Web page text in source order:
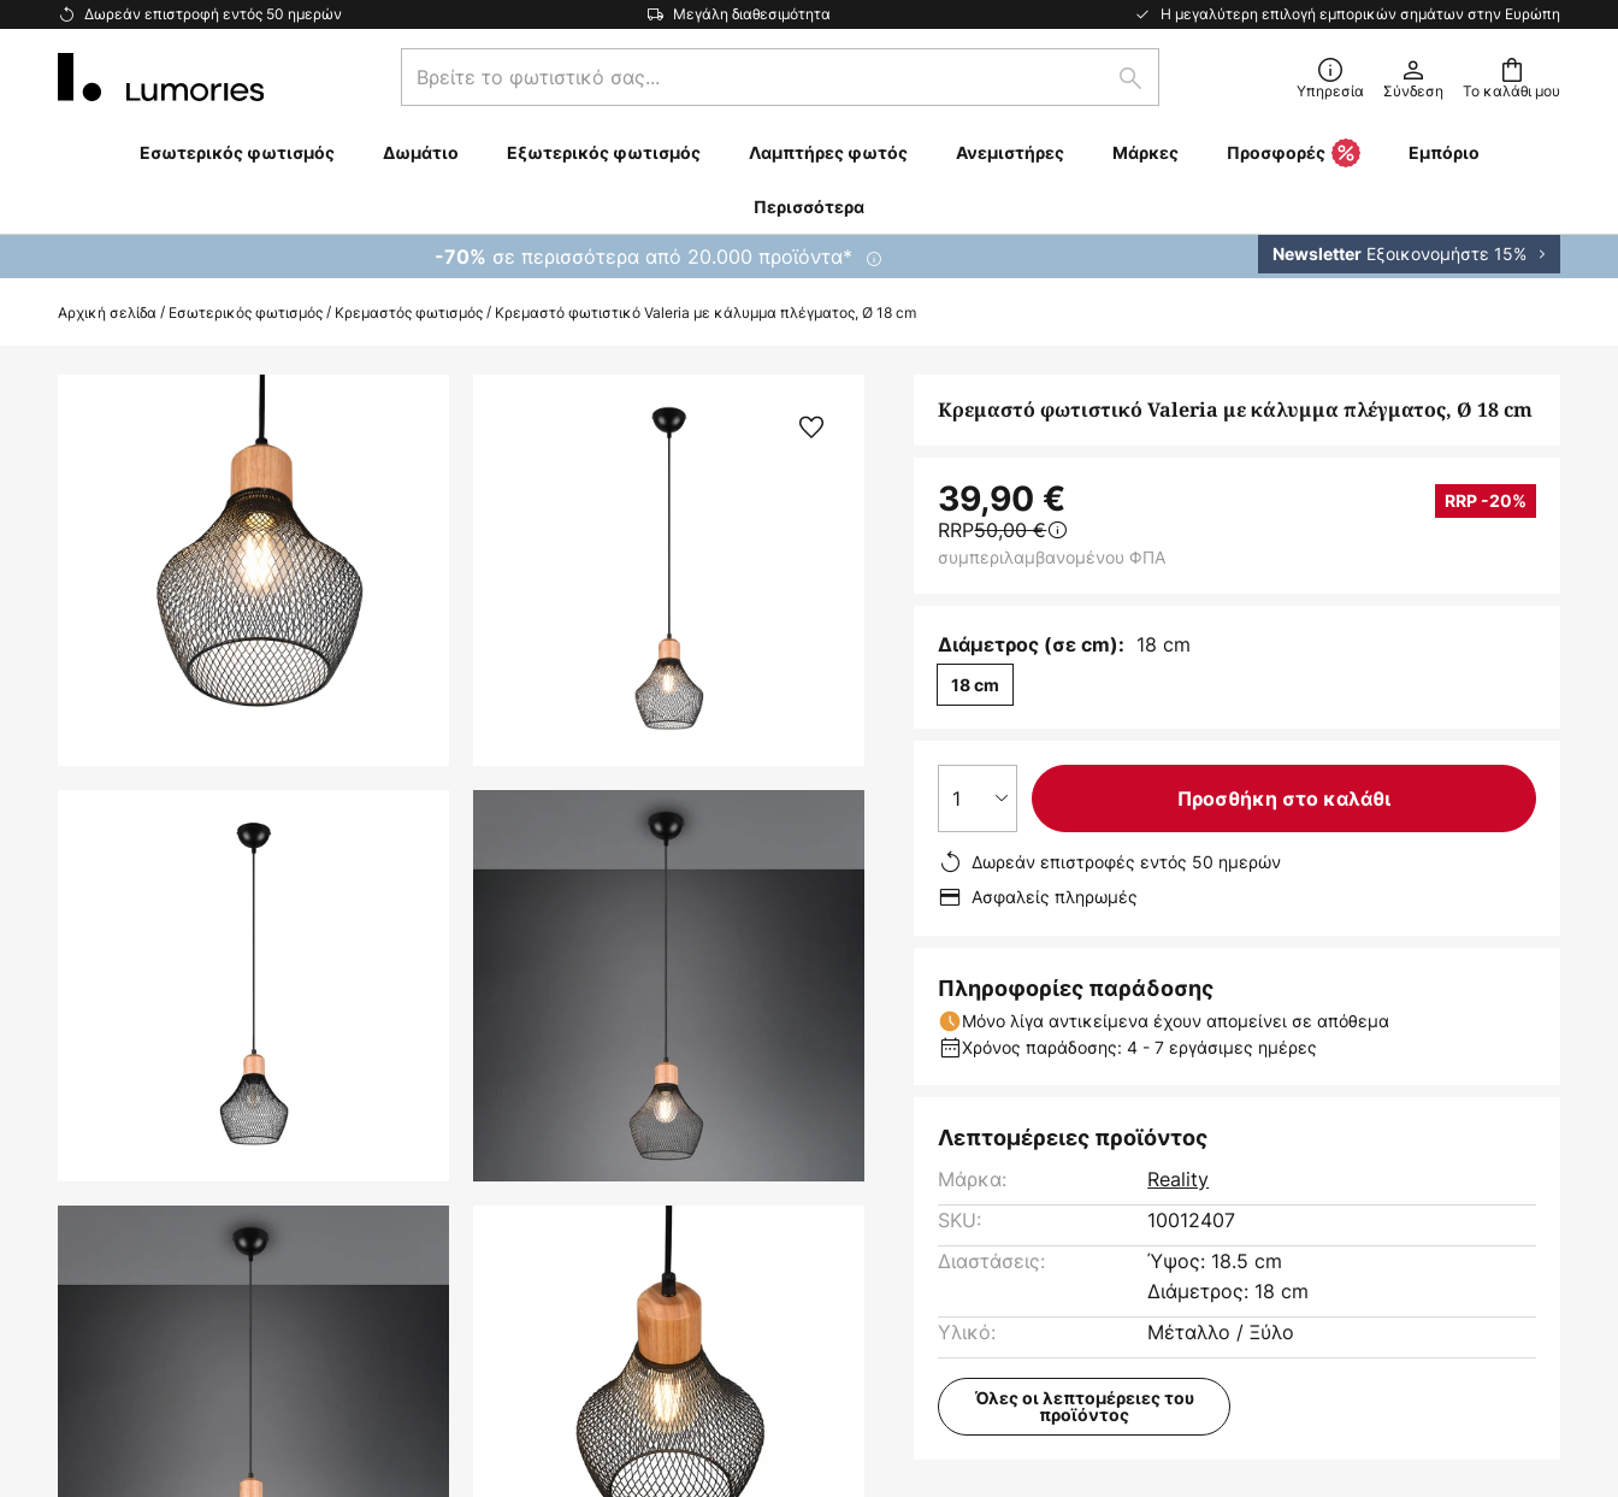
Δωρεάν επιστροφή εντός 50 ημερών Μεγάλη διαθεσιμότητα Η μεγαλύτερη επιλογή εμπορικών σημάτων στην Ευρώπη
Μετάβαση
Το καλάθι μου
Βρείτε
το
σας...
Αναζήτηση Υπηρεσία Σύνδεση
Εσωτερικός φωτισμός Δωμάτιο Εξωτερικός φωτισμός Λαμπτήρες φωτός Ανεμιστήρες Μάρκες Προσφορές Εμπόριο
Περισσότερα
-70% σε περισσότερα από 20.000 προϊόντα* Newsletter Εξοικονομήστε 15%
Αρχική σελίδα Εσωτερικός φωτισμός Κρεμαστός φωτισμός Κρεμαστό φωτιστικό Valeria με κάλυμμα πλέγματος, Ø 18 cm
Κρεμαστό φωτιστικό Valeria με κάλυμμα πλέγματος, Ø 18 cm
39,90 € RRP -20%
RRP50,00 €
συμπεριλαμβανομένου ΦΠΑ
Διάμετρος (σε cm): 18 cm
18 cm
1 Προσθήκη στο καλάθι
Δωρεάν επιστροφές εντός 50 ημερών
Ασφαλείς πληρωμές
Πληροφορίες παράδοσης
Μόνο λίγα αντικείμενα έχουν απομείνει σε απόθεμα
Χρόνος παράδοσης: 4 - 7 εργάσιμες ημέρες
Λεπτομέρειες προϊόντος
Μάρκα:
Reality
SKU:
10012407
Διαστάσεις:
Ύψος: 18.5 cm
Διάμετρος: 18 cm
Υλικό:
Μέταλλο / Ξύλο
Όλες οι λεπτομέρειες του
προϊόντος